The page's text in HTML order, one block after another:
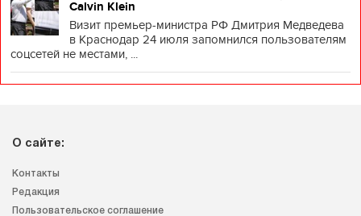
Calvin Klein
Визит премьер-министра РФ Дмитрия Медведева
в Краснодар 24 июля запомнился пользователям
соцсетей не местами, ...
О сайте:
Контакты
Редакция
Пользовательское соглашение